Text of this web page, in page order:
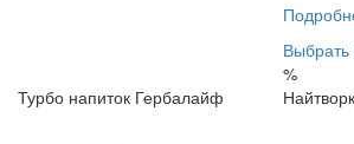
Выбрать
%
Турбо напиток Гербалайф